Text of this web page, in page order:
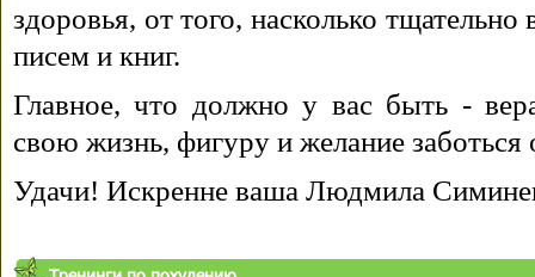
здоровья, от того, насколько
писем и книг.
Главное, что должно у вас быть -
свою жизнь, фигуру и желание заботься
Удачи! Искренне ваша Людмила